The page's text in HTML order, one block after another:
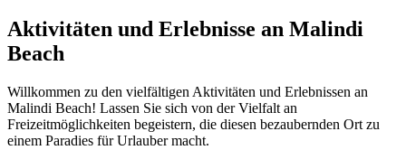
Aktivitäten und Erlebnisse an Malindi
Beach
Willkommen zu den vielfältigen Aktivitäten und Erlebnissen an
Malindi Beach! Lassen Sie sich von der Vielfalt an
Freizeitmöglichkeiten begeistern, die diesen bezaubernden Ort zu
einem Paradies für Urlauber macht.